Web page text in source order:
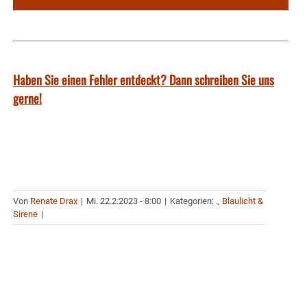
Haben Sie einen Fehler entdeckt? Dann schreiben Sie uns
gerne!
Von Renate Drax | Mi. 22.2.2023 - 8:00 | Kategorien: ., Blaulicht &
Sirene |